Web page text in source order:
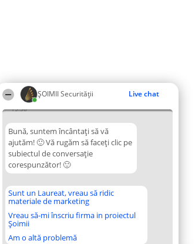
ȘOIMII Securității Live chat
15:38
Bună, suntem încântați să vă
ajutăm! 🙂 Vă rugăm să faceți clic pe
subiectul de conversație
corespunzător! 🙂
Sunt un Laureat, vreau să ridic
materiale de marketing
Vreau să-mi înscriu firma in proiectul
Șoimii
Am o altă problemă